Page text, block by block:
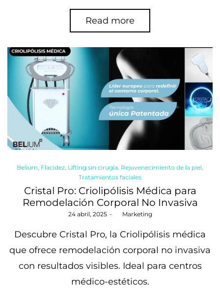
Read more
Posted
Belium Flacidez Lifting sin cirugía Rejuvenecimiento de la piel
Tratamientos faciales
Cristal Pro: Criolipólisis Médica para
Remodelación Corporal No Invasiva
Posted
24 abril, 2025 Marketing
Descubre Cristal Pro, la Criolipólisis médica
que ofrece remodelación corporal no invasiva
con resultados visibles. Ideal para centros
médico-estéticos.